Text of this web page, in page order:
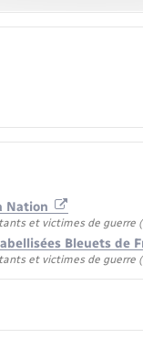
Nation
et victimes de guerre
Bleuets de
et victimes de guerre